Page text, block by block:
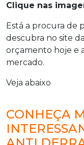
Clique nas
Está a procura de
descubra no site
orçamento hoje e
mercado.
Veja abaixo
CONHEÇA